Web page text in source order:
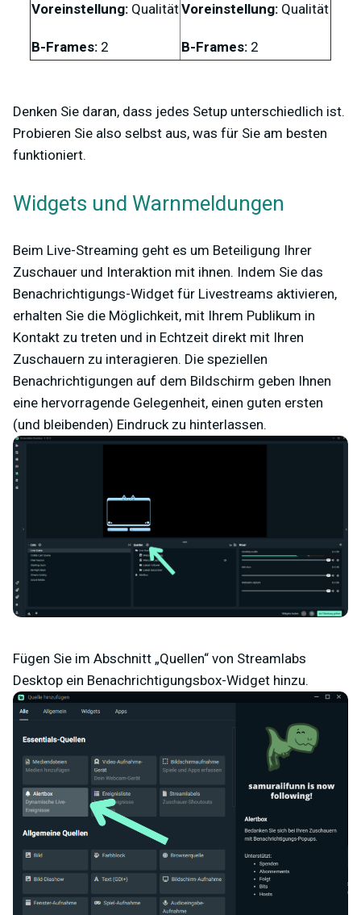
Voreinstellung: Qualität
B-Frames: 2
Voreinstellung: Qualität
B-Frames: 2
Denken Sie daran, dass jedes Setup unterschiedlich ist.
Probieren Sie also selbst aus, was für Sie am besten
funktioniert.
Widgets und Warnmeldungen
Beim Live-Streaming geht es um Beteiligung Ihrer
Zuschauer und Interaktion mit ihnen. Indem Sie das
Benachrichtigungs-Widget für Livestreams aktivieren,
erhalten Sie die Möglichkeit, mit Ihrem Publikum in
Kontakt zu treten und in Echtzeit direkt mit Ihren
Zuschauern zu interagieren. Die speziellen
Benachrichtigungen auf dem Bildschirm geben Ihnen
eine hervorragende Gelegenheit, einen guten ersten
(und bleibenden) Eindruck zu hinterlassen.
Fügen Sie im Abschnitt „Quellen“ von Streamlabs
Desktop ein Benachrichtigungsbox-Widget hinzu.